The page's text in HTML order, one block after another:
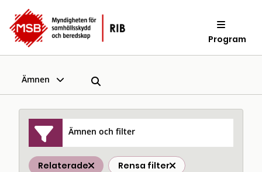
Program
Ämnen
Ämnen och filter
Relaterade Rensa filter